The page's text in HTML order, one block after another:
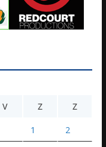
V Z Z
1 2